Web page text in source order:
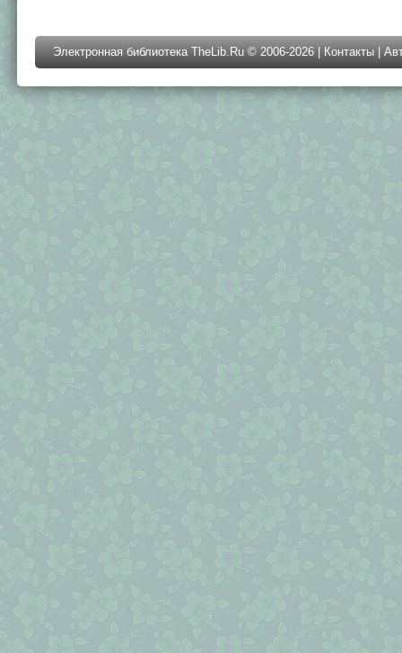
Электронная библиотека TheLib.Ru © 2006-2026 | Контакты |